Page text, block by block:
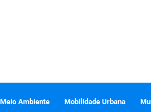
Meio Ambiente Mobilidade Urbana